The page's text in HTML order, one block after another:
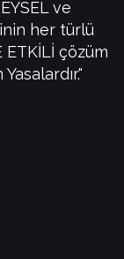
ve
her türlü
ETKİLİ çözüm